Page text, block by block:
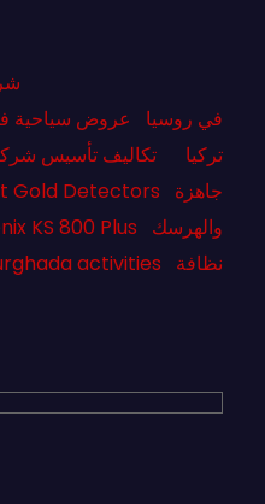
في روسيا
عروض سياحية
تركيا
تكاليف تأسيس
جاهزة
Gold Detectors
والهرسك
KS 800 Plus
نظافة
activities